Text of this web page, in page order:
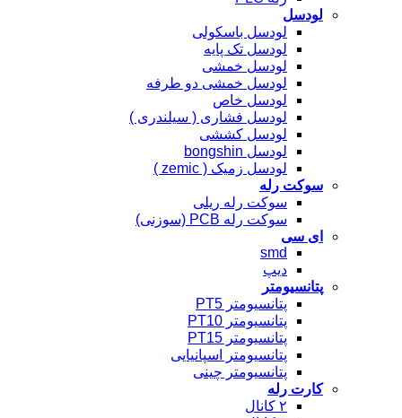
لودسل
لودسل باسکولی
لودسل تک پایه
لودسل خمشی
لودسل خمشی دو طرفه
لودسل خاص
لودسل فشاری ( سیلندری )
لودسل کششی
لودسل bongshin
لودسل زمیک ( zemic )
سوکت رله
سوکت رله ریلی
سوکت رله PCB (سوزنی)
ای سی
smd
دیپ
پتانسیومتر
پتانسیومتر PT5
پتانسیومتر PT10
پتانسیومتر PT15
پتانسیومتر اسپانیایی
پتانسیومتر چینی
کارت رله
۲ کانال